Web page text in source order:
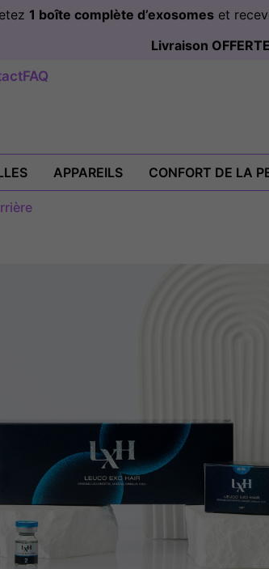
1 boîte complète d’exosomeset
Livraison OFFERTE
FAQ
APPAREILS CONFORT DE LA